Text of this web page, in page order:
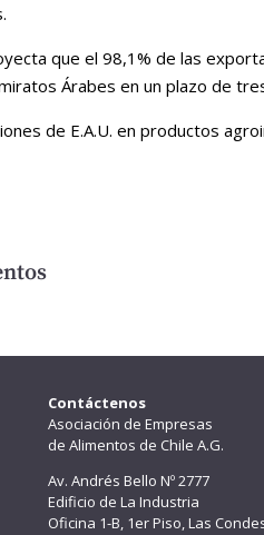
que el 98,1% de las
Árabes en un plazo de
de E.A.U. en productos
Contáctenos
Asociación de Empresas
de Alimentos de Chile A.G.
Av. Andrés Bello Nº 2777
Edificio de La Industria
Oficina 1-B, 1er Piso, Las